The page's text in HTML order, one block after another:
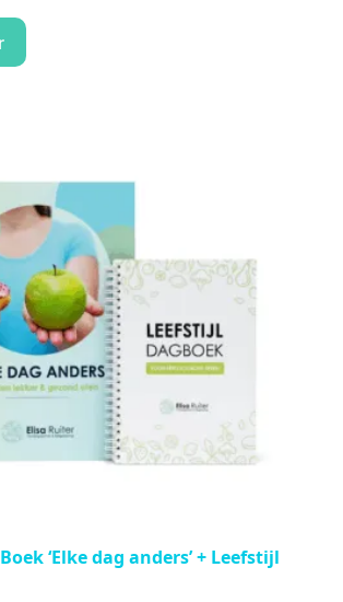
‘Elke dag anders’ + Leefstijl